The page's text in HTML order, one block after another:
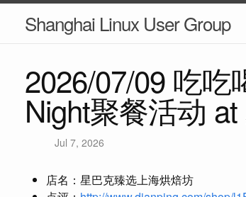
Shanghai Linux User Group
2026/07/09 吃吃
Night聚餐活动
Jul 7, 2026
店名：星巴克臻选上海烘焙坊